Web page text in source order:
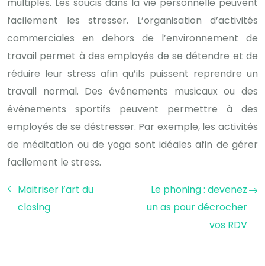
multiples. Les soucis dans la vie personnelle peuvent
facilement les stresser. L’organisation d’activités
commerciales en dehors de l’environnement de
travail permet à des employés de se détendre et de
réduire leur stress afin qu’ils puissent reprendre un
travail normal. Des événements musicaux ou des
événements sportifs peuvent permettre à des
employés de se déstresser. Par exemple, les activités
de méditation ou de yoga sont idéales afin de gérer
facilement le stress.
Maitriser l’art du
closing
Le phoning : devenez
un as pour décrocher
vos RDV